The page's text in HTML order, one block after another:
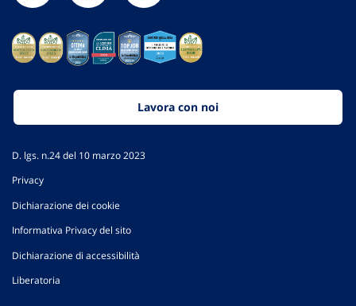
Lavora con noi
D. lgs. n.24 del 10 marzo 2023
Privacy
Dichiarazione dei cookie
Informativa Privacy del sito
Dichiarazione di accessibilità
Liberatoria